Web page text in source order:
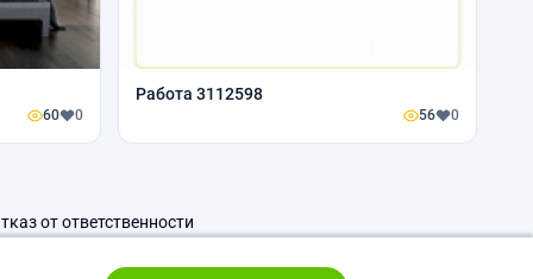
60 0
Работа 3112598
56 0
от ответственности